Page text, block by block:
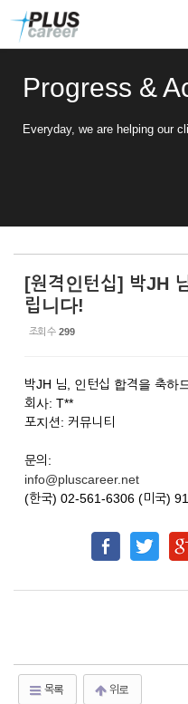
Progress &
Everyday, we are helping our
[원격인턴십] 박JH
립니다!
조회 수 299
박JH 님, 인턴십 합격을 축하
회사: T**
포지션: 커뮤니티
문의:
info@pluscareer.net
(한국) 02-561-6306 (미국)
목록 위로